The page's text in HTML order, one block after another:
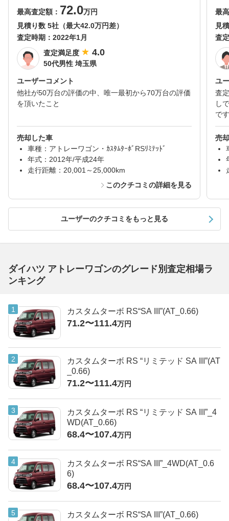
最高査定額： 72.0万円
見積り数 5社（最大42.0万円差）
査定時期： 2022年1月
査定満足度
4.0
50代男性 埼玉県
ユーザーコメント
他社が50万台の評価の中、唯一最初から70万台の評価
を頂いたこと
売却した車
車種：アトレーワゴン・ｶｽﾀﾑﾀｰﾎﾞRSﾘﾐﾃｯﾄﾞ
年式：2012年/平成24年
走行距離：20,001～25,000km
このクチコミの詳細を見る
最
見
査
ユ
査
し
で
売
ユーザーのクチコミをもっと見る
ダイハツ アトレーワゴンのグレード別査定相場ラ
ンキング
カスタムターボ RS“SA III”(AT_0.66)
71.2〜111.4万円
カスタムターボ RS “リミテッド SA III”(AT
_0.66)
71.2〜111.4万円
カスタムターボ RS “リミテッド SA III”_4
WD(AT_0.66)
68.4〜107.4万円
カスタムターボ RS“SA III”_4WD(AT_0.6
6)
68.4〜107.4万円
カスタムターボ RS“SA III”(AT_0.66)